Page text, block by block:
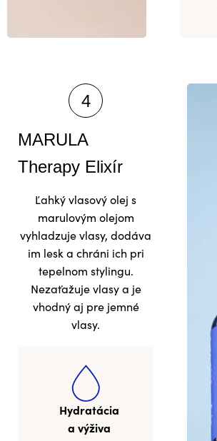
MARULA
Therapy Elixír
Hydratácia
a výživa
Ľahký vlasový olej s
marulovým olejom
vyhladzuje vlasy, dodáva
im lesk a chráni ich pri
tepelnom stylingu.
Nezaťažuje vlasy a je
vhodný aj pre jemné
vlasy.